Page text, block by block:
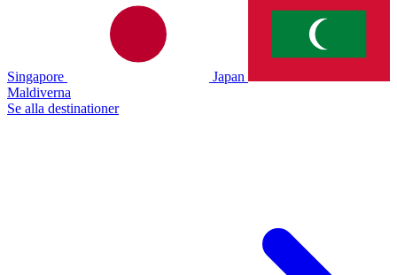
Singapore
Japan
Maldiverna
Se alla destinationer